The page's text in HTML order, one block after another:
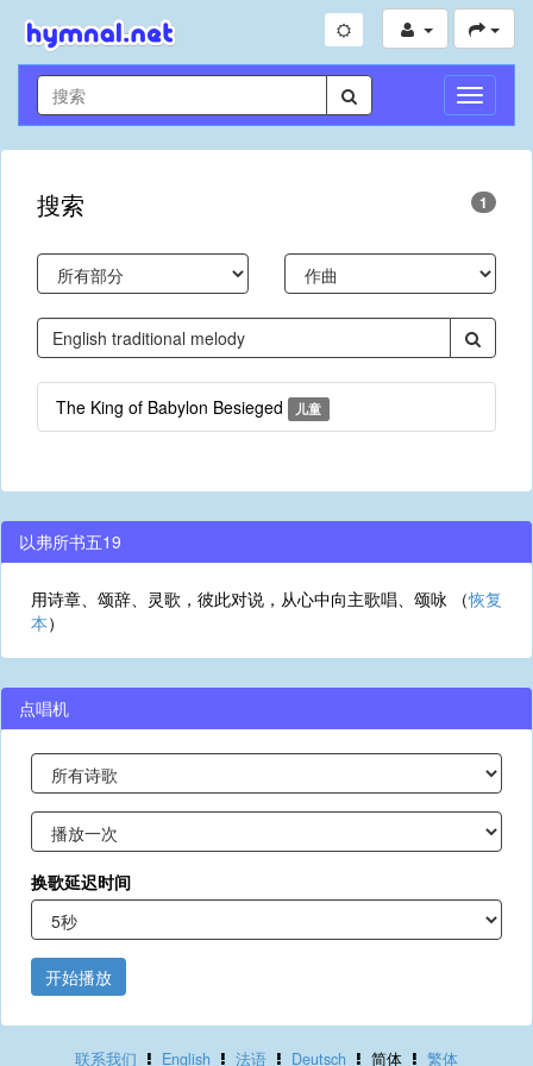
切
换
导
搜索 1
The King of Babylon Besieged 儿童
以弗所书五19
用诗章、颂辞、灵歌，彼此对说，从心中向主歌唱、颂咏 （恢复
本）
点唱机
换歌延迟时间
开始播放
联系我们 English 法语 Deutsch 简体 繁体